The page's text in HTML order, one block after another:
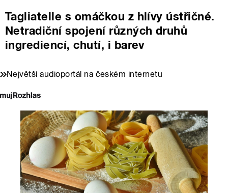
Tagliatelle s omáčkou z hlívy ústřičné.
Netradiční spojení různých druhů
ingrediencí, chutí, i barev
Největší audioportál na českém internetu